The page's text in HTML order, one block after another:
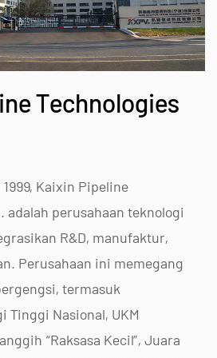
Technologies
Kaixin Pipeline
adalah perusahaan teknologi
R&D, manufaktur,
Perusahaan ini memegang
termasuk
Tinggi Nasional, UKM
“Raksasa Kecil”, Juara